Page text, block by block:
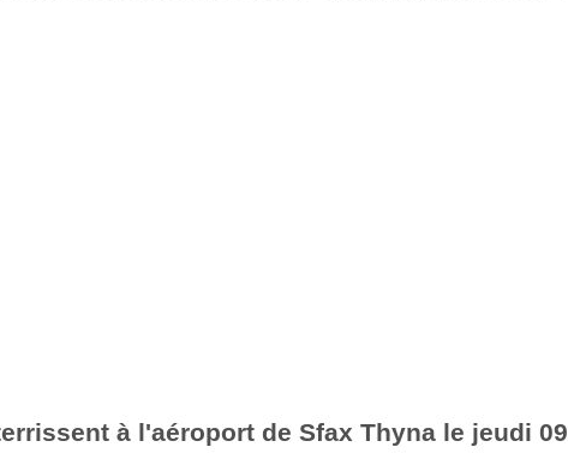
à l'aéroport de Sfax Thyna le jeudi 09